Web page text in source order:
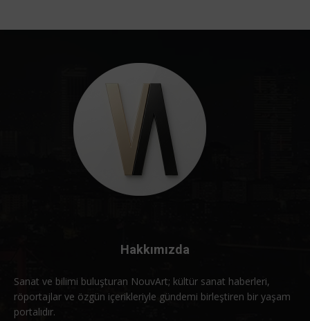
Hakkımızda
Sanat ve bilimi buluşturan NouvArt; kültür sanat haberleri,
röportajlar ve özgün içerikleriyle gündemi birleştiren bir yaşam
portalıdır.